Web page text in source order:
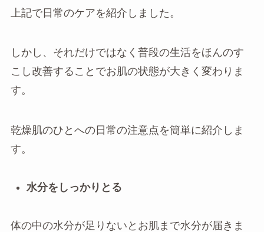
上記で日常のケアを紹介しました。
しかし、それだけではなく普段の生活をほんのす
こし改善することでお肌の状態が大きく変わりま
す。
乾燥肌のひとへの日常の注意点を簡単に紹介しま
す。
水分をしっかりとる
体の中の水分が足りないとお肌まで水分が届きま